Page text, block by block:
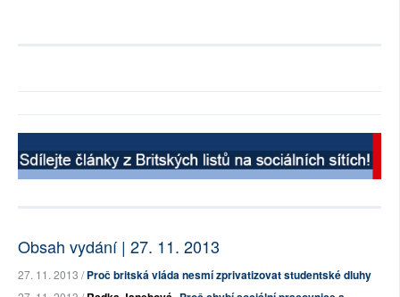
Obsah vydání | 27. 11. 2013
27. 11. 2013 /Proč britská vláda nesmí zprivatizovat studentské dluhy